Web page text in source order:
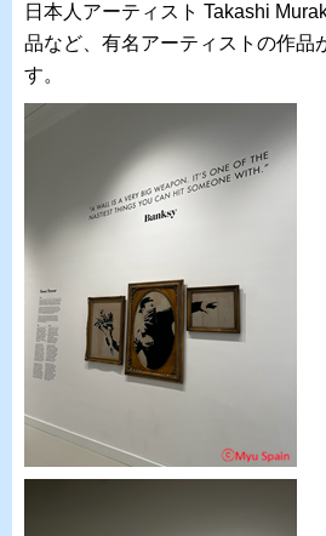
日本人アーティスト Takashi
品など、有名アーティストの作品
す。